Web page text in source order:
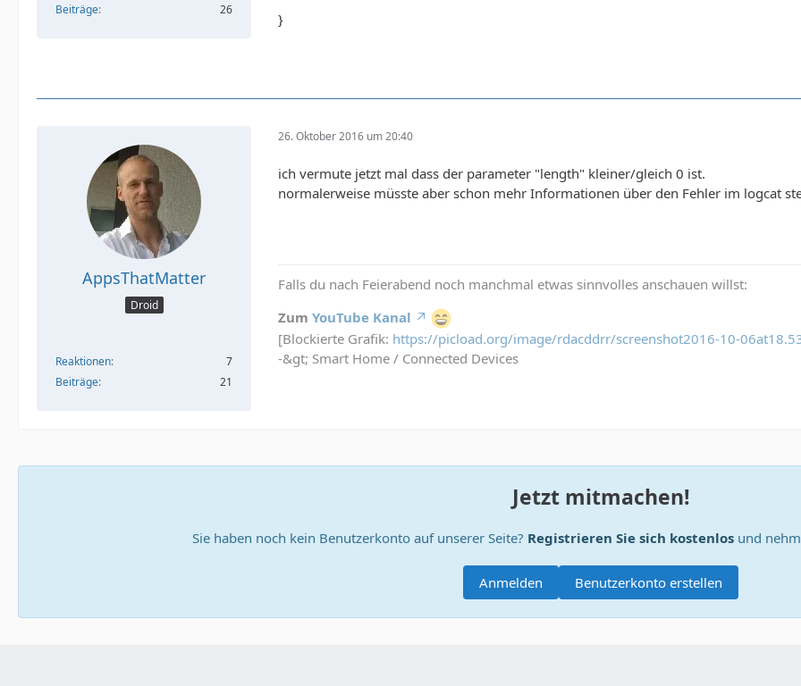
Beiträge
26
}
AppsThatMatter
Droid
Reaktionen
7
Beiträge
21
26. Oktober 2016 um 20:40
ich vermute jetzt mal dass der parameter "length" kleiner/gleich 0 ist.
normalerweise müsste aber schon mehr Informationen über den Fehler im logcat
Falls du nach Feierabend noch manchmal etwas sinnvolles anschauen willst:
Zum YouTube Kanal
[Blockierte Grafik: https://picload.org/image/rdacddrr/screenshot2016-10-
-&gt; Smart Home / Connected Devices
Jetzt mitmachen!
Sie haben noch kein Benutzerkonto auf unserer Seite? Registrieren Sie sich kostenlos und
Benutzerkonto erstellen
Anmelden